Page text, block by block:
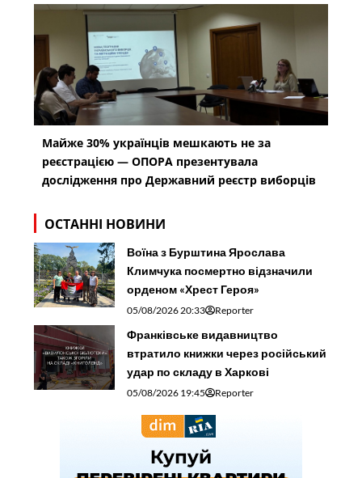
Майже 30% українців мешкають не за
реєстрацією — ОПОРА презентувала
дослідження про Державний реєстр виборців
ОСТАННІ НОВИНИ
Воїна з Бурштина Ярослава
Климчука посмертно відзначили
орденом «Хрест Героя»
05/08/2026 20:33 Reporter
Франківське видавництво
втратило книжки через російський
удар по складу в Харкові
05/08/2026 19:45 Reporter